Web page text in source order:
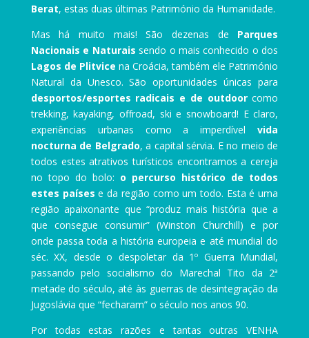
Berat, estas duas últimas Património da Humanidade.
Mas há muito mais! São dezenas de Parques
Nacionais e Naturais sendo o mais conhecido o dos
Lagos de Plitvice na Croácia, também ele Património
Natural da Unesco. São oportunidades únicas para
desportos/esportes radicais e de outdoorcomo
trekking, kayaking, offroad, ski e snowboard! E claro,
experiências urbanas como a imperdívelvida
nocturna de Belgrado, a capital sérvia. E no meio de
todos estes atrativos turísticos encontramos a cereja
no topo do bolo: o percurso histórico de todos
estes países e da região como um todo. Esta é uma
região apaixonante que “produz mais história que a
que consegue consumir” (Winston Churchill) e por
onde passa toda a história europeia e até mundial do
séc. XX, desde o despoletar da 1º Guerra Mundial,
passando pelo socialismo do Marechal Tito da 2ª
metade do século, até às guerras de desintegração da
Jugoslávia que “fecharam” o século nos anos 90.
Por todas estas razões e tantas outras VENHA